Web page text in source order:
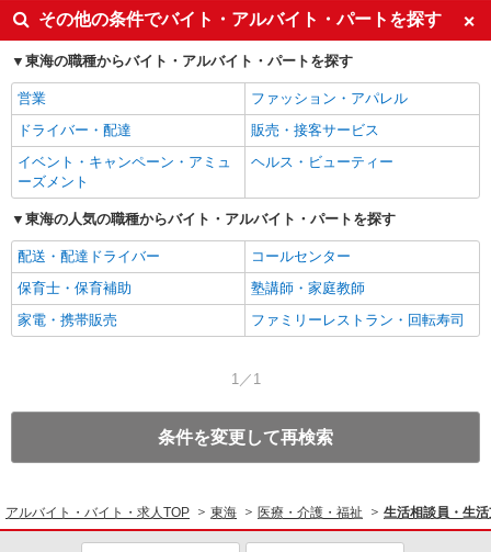
その他の条件でバイト・アルバイト・パートを探す
東海の職種からバイト・アルバイト・パートを探す
営業
ファッション・アパレル
ドライバー・配達
販売・接客サービス
イベント・キャンペーン・アミュ
ーズメント
ヘルス・ビューティー
東海の人気の職種からバイト・アルバイト・パートを探す
配送・配達ドライバー
コールセンター
保育士・保育補助
塾講師・家庭教師
家電・携帯販売
ファミリーレストラン・回転寿司
1／1
条件を変更して再検索
アルバイト・バイト・求人TOP 東海 医療・介護・福祉 生活相談員・生